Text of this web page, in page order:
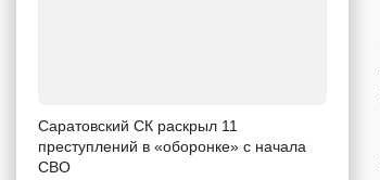
Саратовский СК раскрыл 11
преступлений в «оборонке» с начала
СВО